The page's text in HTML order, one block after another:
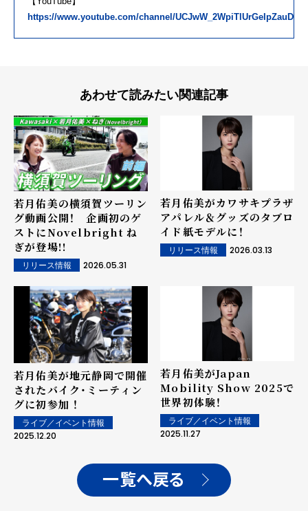
https://www.youtube.com/channel/
あわせて読みたい関連記事
若月佑美の横須賀ツーリン
グ動画公開！ 企画初のゲ
ストにNovelbright ね
ぎが登場!!
リリース情報 2026.05.31
若月佑美がカワサキプラザ
アパレル＆グッズのタブロ
イド紙モデルに！
リリース情報 2026.03.13
若月佑美が地元静岡で開催
されたバイク・ミーティン
グに初参加 ！
ライブ／イベント情報
2025.12.20
若月佑美がJapan
Mobility Show 2025で
世界初体験！
ライブ／イベント情報
2025.11.27
一覧へ戻る